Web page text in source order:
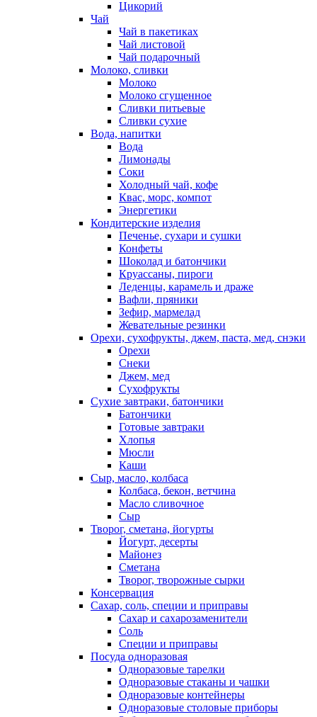
Цикорий
Чай
Чай в пакетиках
Чай листовой
Чай подарочный
Молоко, сливки
Молоко
Молоко сгущенное
Сливки питьевые
Сливки сухие
Вода, напитки
Вода
Лимонады
Соки
Холодный чай, кофе
Квас, морс, компот
Энергетики
Кондитерские изделия
Печенье, сухари и сушки
Конфеты
Шоколад и батончики
Круассаны, пироги
Леденцы, карамель и драже
Вафли, пряники
Зефир, мармелад
Жевательные резинки
Орехи, сухофрукты, джем, паста, мед, снэки
Орехи
Снеки
Джем, мед
Сухофрукты
Сухие завтраки, батончики
Батончики
Готовые завтраки
Хлопья
Мюсли
Каши
Сыр, масло, колбаса
Колбаса, бекон, ветчина
Масло сливочное
Сыр
Творог, сметана, йогурты
Йогурт, десерты
Майонез
Сметана
Творог, творожные сырки
Консервация
Сахар, соль, специи и приправы
Сахар и сахарозаменители
Соль
Специи и приправы
Посуда одноразовая
Одноразовые тарелки
Одноразовые стаканы и чашки
Одноразовые контейнеры
Одноразовые столовые приборы